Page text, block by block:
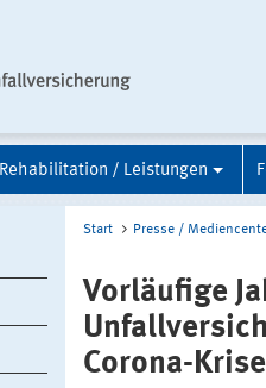
Rehabilitation / Leistungen
Start Presse /
Vorläufige
Corona-Krise